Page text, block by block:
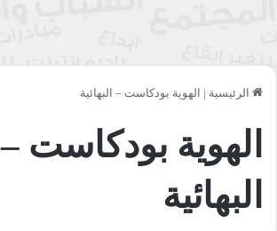
الرئيسية | الهوية بودكاست – البهائية
الهوية بودكاست –
البهائية